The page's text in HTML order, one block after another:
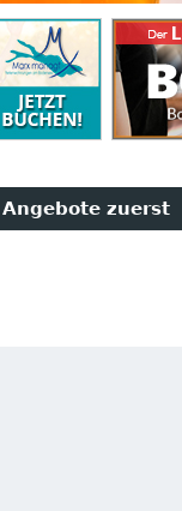
Angebote zuerst